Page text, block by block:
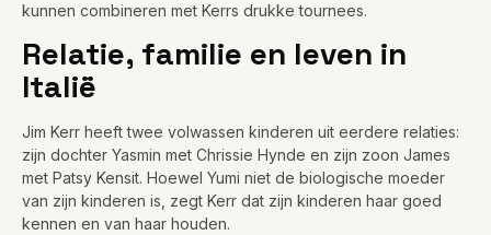
kunnen combineren met Kerrs drukke tournees.
Relatie, familie en leven in
Italië
Jim Kerr heeft twee volwassen kinderen uit eerdere relaties:
zijn dochter Yasmin met Chrissie Hynde en zijn zoon James
met Patsy Kensit. Hoewel Yumi niet de biologische moeder
van zijn kinderen is, zegt Kerr dat zijn kinderen haar goed
kennen en van haar houden.